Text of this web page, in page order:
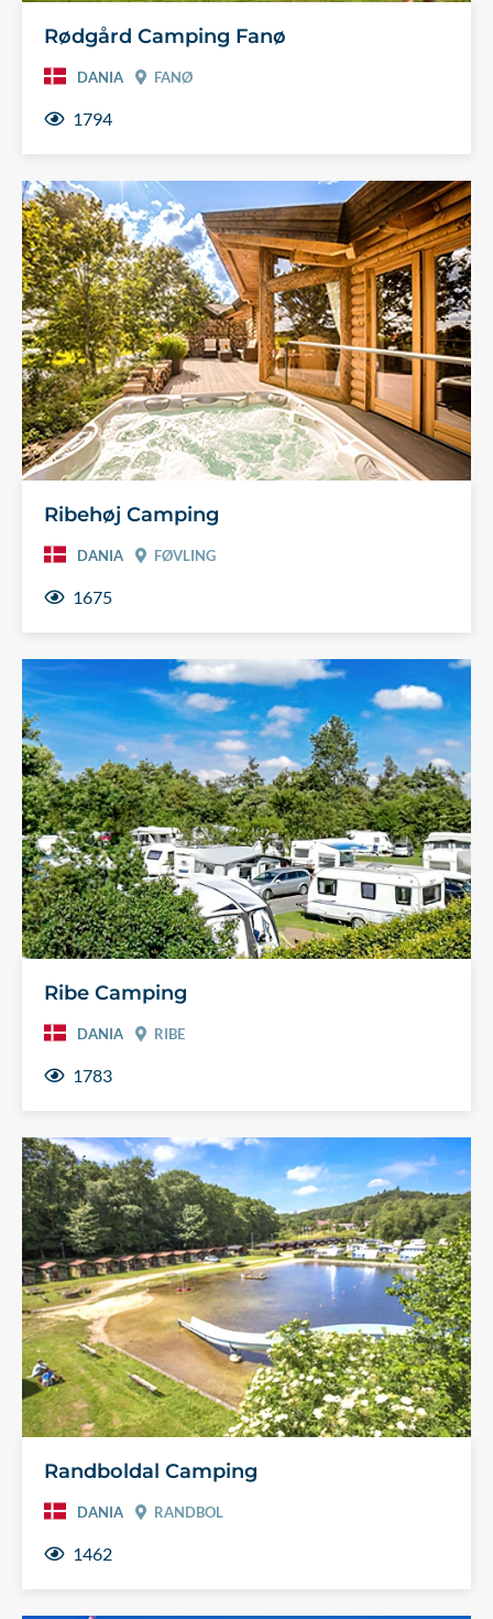
Rødgård Camping Fanø
DANIA FANØ
1794
Ribehøj Camping
DANIA FØVLING
1675
Ribe Camping
DANIA RIBE
1783
Randboldal Camping
DANIA RANDBOL
1462